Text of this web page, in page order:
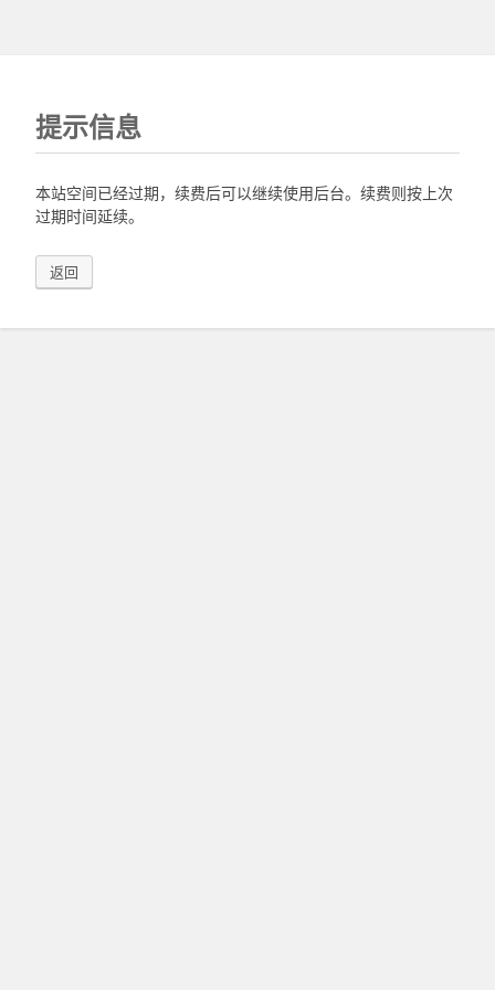
提示信息
本站空间已经过期，续费后可以继续使用后台。续费则按上次
过期时间延续。
返回